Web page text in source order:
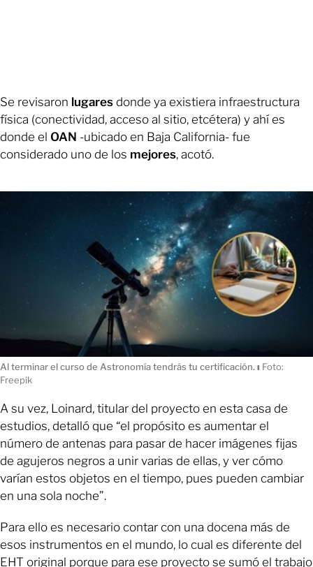
Se revisaron lugares donde ya existiera infraestructura
física (conectividad, acceso al sitio, etcétera) y ahí es
donde el OAN -ubicado en Baja California- fue
considerado uno de los mejores, acotó.
Al terminar el curso de Astronomía tendrás tu certificación.ı Foto:
Freepik
A su vez, Loinard, titular del proyecto en esta casa de
estudios, detalló que “el propósito es aumentar el
número de antenas para pasar de hacer imágenes fijas
de agujeros negros a unir varias de ellas, y ver cómo
varían estos objetos en el tiempo, pues pueden cambiar
en una sola noche”.
Para ello es necesario contar con una docena más de
esos instrumentos en el mundo, lo cual es diferente del
EHT original porque para ese proyecto se sumó el trabajo